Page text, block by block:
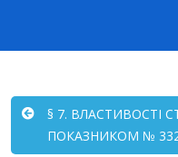
§ 7. ВЛАСТИВОСТІ
ПОКАЗНИКОМ №